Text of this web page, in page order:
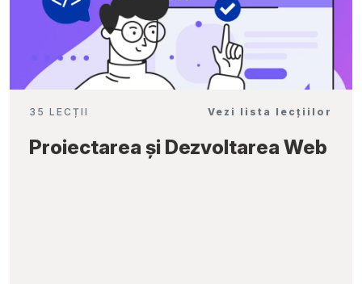
35 LECȚII Vezi lista lecțiilor
Proiectarea și Dezvoltarea Web